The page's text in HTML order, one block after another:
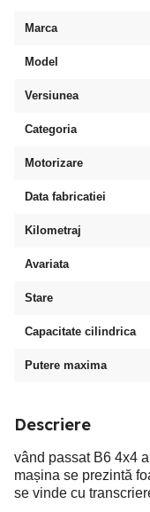
Marca
Model
Versiunea
Categoria
Motorizare
Data fabricatiei
Kilometraj
Avariata
Stare
Capacitate cilindrica
Putere maxima
Descriere
vând passat B6 4x4
mașina se prezintă
se vinde cu